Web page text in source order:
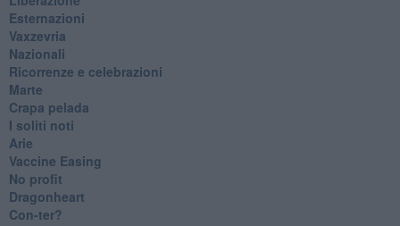
Esternazioni
Vaxzevria
Nazionali
​Ricorrenze e celebrazioni
Marte
​Crapa pelada
​I soliti noti
Arie
​Vaccine Easing
No profit
Dragonheart
Con-ter?